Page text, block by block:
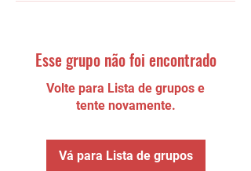
Esse grupo não foi encontrado
Volte para Lista de grupos e
tente novamente.
Vá para Lista de grupos